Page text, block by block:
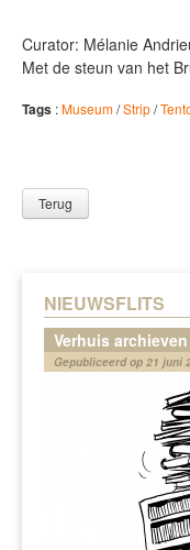
NIEUWSFLITS
Verhuis archieven
Gepubliceerd op 21 juni
Curator: Mélanie
Met de steun van het
Tags :Museum/Strip/
Terug